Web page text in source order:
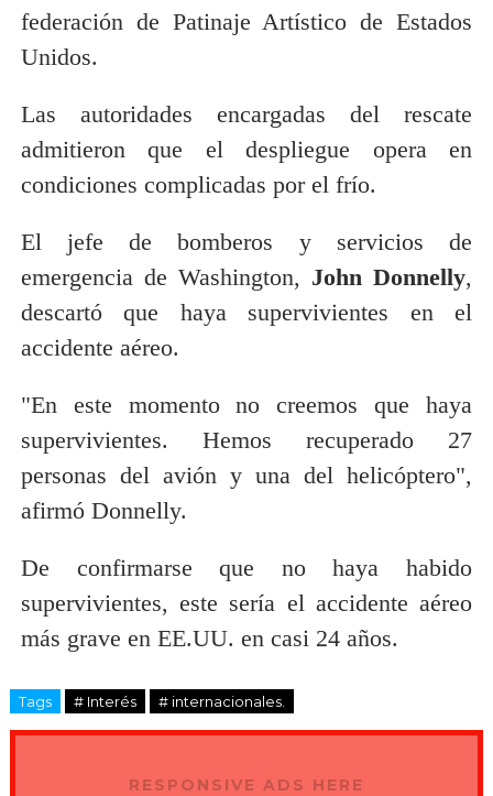
federación de Patinaje Artístico de Estados
Unidos.
Las autoridades encargadas del rescate
admitieron que el despliegue opera en
condiciones complicadas por el frío.
El jefe de bomberos y servicios de
emergencia de Washington, John Donnelly,
descartó que haya supervivientes en el
accidente aéreo.
"En este momento no creemos que haya
supervivientes. Hemos recuperado 27
personas del avión y una del helicóptero",
afirmó Donnelly.
De confirmarse que no haya habido
supervivientes, este sería el accidente aéreo
más grave en EE.UU. en casi 24 años.
Tags # Interés # internacionales.
RESPONSIVE ADS HERE